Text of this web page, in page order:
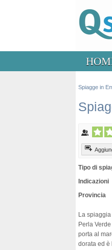
Spiagge in
Tipo di
Indicazioni
Provincia
La
Perla
porta al
dorata ed è